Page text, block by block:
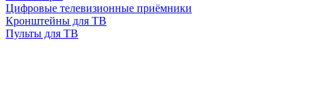
Цифровые телевизионные приёмники
Кронштейны для ТВ
Пульты для ТВ